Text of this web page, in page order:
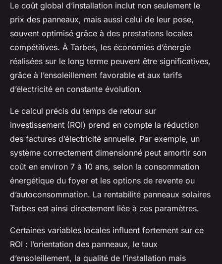
Le coût global d’installation inclut non seulement le
prix des panneaux, mais aussi celui de leur pose,
souvent optimisé grâce à des prestations locales
compétitives. À Tarbes, les économies d’énergie
réalisées sur le long terme peuvent être significatives,
grâce à l’ensoleillement favorable et aux tarifs
d’électricité en constante évolution.
Le calcul précis du temps de retour sur
investissement (ROI) prend en compte la réduction
des factures d’électricité annuelle. Par exemple, un
système correctement dimensionné peut amortir son
coût en environ 7 à 10 ans, selon la consommation
énergétique du foyer et les options de revente ou
d’autoconsommation. La rentabilité panneaux solaires
Tarbes est ainsi directement liée à ces paramètres.
Certaines variables locales influent fortement sur ce
ROI : l’orientation des panneaux, le taux
d’ensoleillement, la qualité de l’installation mais